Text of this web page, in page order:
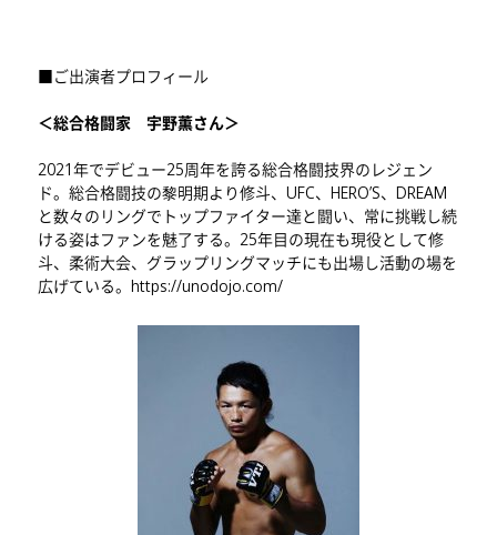
■ご出演者プロフィール
＜総合格闘家 宇野薫さん＞
2021年でデビュー25周年を誇る総合格闘技界のレジェン
ド。総合格闘技の黎明期より修斗、UFC、HERO’S、DREAM
と数々のリングでトップファイター達と闘い、常に挑戦し続
ける姿はファンを魅了する。25年目の現在も現役として修
斗、柔術大会、グラップリングマッチにも出場し活動の場を
広げている。 https://unodojo.com/